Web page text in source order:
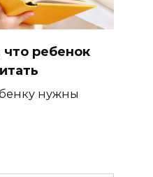
что ребенок
нужны